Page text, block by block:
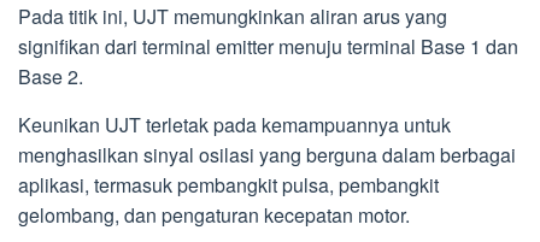
Pada titik ini, UJT memungkinkan aliran arus yang
signifikan dari terminal emitter menuju terminal Base 1 dan
Base 2.
Keunikan UJT terletak pada kemampuannya untuk
menghasilkan sinyal osilasi yang berguna dalam berbagai
aplikasi, termasuk pembangkit pulsa, pembangkit
gelombang, dan pengaturan kecepatan motor.